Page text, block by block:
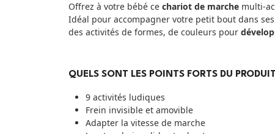
Offrez à votre bébé ce chariot de marche multi-
Idéal pour accompagner votre petit bout dans
des activités de formes, de couleurs pour
QUELS SONT LES POINTS FORTS DU
9 activités ludiques
Frein invisible et amovible
Adapter la vitesse de marche